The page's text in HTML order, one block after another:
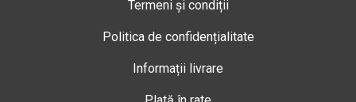
Termeni și condiții
Politica de confidențialitate
Informații livrare